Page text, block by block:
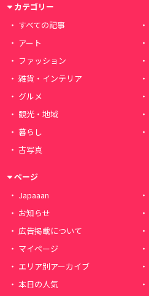
カテゴリー
すべての記事
アート
ファッション
雑貨・インテリア
グルメ
観光・地域
暮らし
古写真
ページ
Japaaan
お知らせ
広告掲載について
マイページ
エリア別アーカイブ
本日の人気